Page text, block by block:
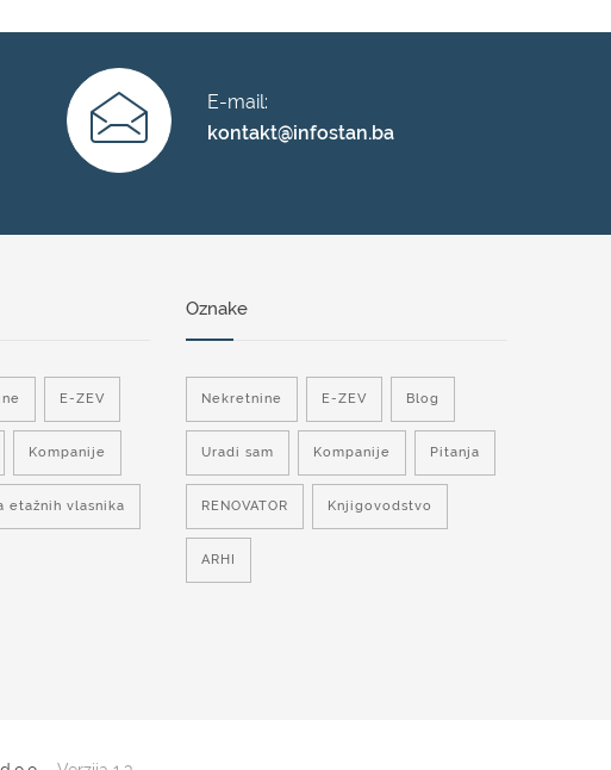
E-mail:
kontakt@infostan.ba
E-ZEV
Kompanije
etažnih vlasnika
Oznake
Nekretnine E-ZEV Blog
Uradi sam Kompanije Pitanja
RENOVATOR Knjigovodstvo
ARHI